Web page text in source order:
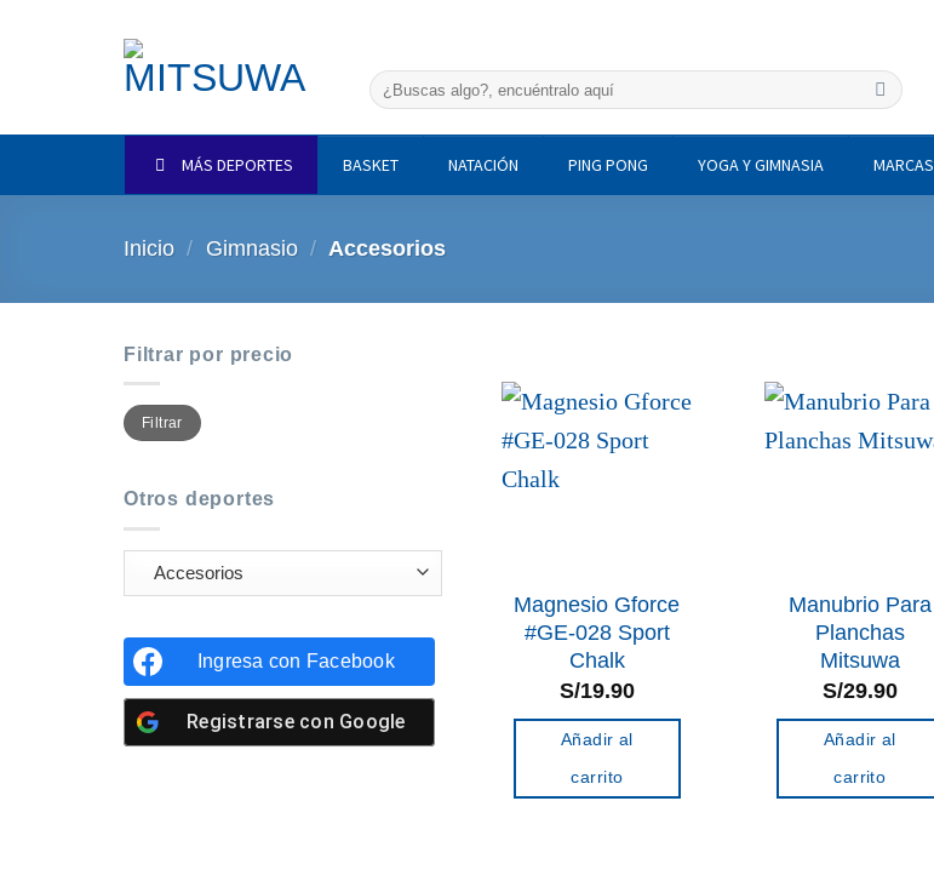
Buscar
por:
MÁS DEPORTES BASKET NATACIÓN PING PONG YOGA Y GIMNASIA MARCAS
Inicio / Gimnasio / Accesorios
Filtrar por precio
Precio
mínimo
Precio
máximo
Filtrar
Otros deportes
Ingresa con Facebook
Registrarse con Google
Magnesio Gforce
#GE-028 Sport
Chalk
S/19.90
Añadir al
carrito
Manubrio Para
Planchas
Mitsuwa
S/29.90
Añadir al
carrito